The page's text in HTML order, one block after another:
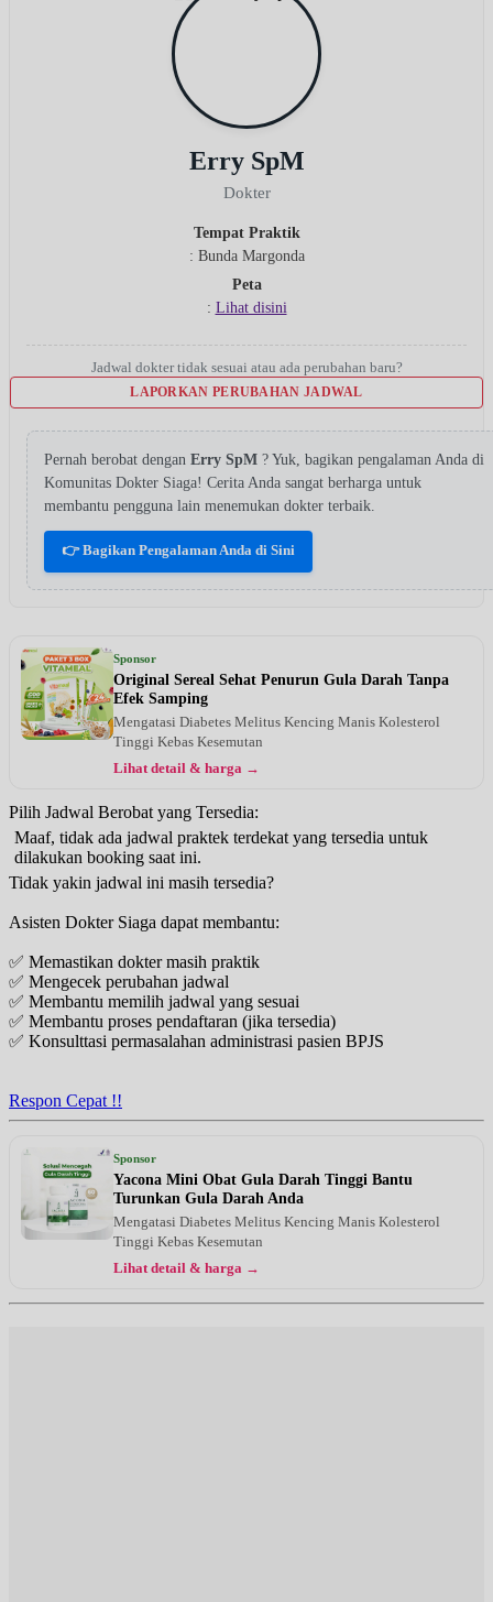
Erry SpM
Dokter
Tempat Praktik
: Bunda Margonda
Peta
: Lihat disini
Jadwal dokter tidak sesuai atau ada perubahan baru?
LAPORKAN PERUBAHAN JADWAL
Pernah berobat dengan Erry SpM ? Yuk, bagikan pengalaman Anda di
Komunitas Dokter Siaga! Cerita Anda sangat berharga untuk
membantu pengguna lain menemukan dokter terbaik.
👉 Bagikan Pengalaman Anda di Sini
Sponsor
Original Sereal Sehat Penurun Gula Darah Tanpa
Efek Samping
Mengatasi Diabetes Melitus Kencing Manis Kolesterol
Tinggi Kebas Kesemutan
Lihat detail & harga →
Pilih Jadwal Berobat yang Tersedia:
Maaf, tidak ada jadwal praktek terdekat yang tersedia untuk
dilakukan booking saat ini.
Tidak yakin jadwal ini masih tersedia?
Asisten Dokter Siaga dapat membantu:
✅ Memastikan dokter masih praktik
✅ Mengecek perubahan jadwal
✅ Membantu memilih jadwal yang sesuai
✅ Membantu proses pendaftaran (jika tersedia)
✅ Konsulttasi permasalahan administrasi pasien BPJS
Respon Cepat !!
Sponsor
Yacona Mini Obat Gula Darah Tinggi Bantu
Turunkan Gula Darah Anda
Mengatasi Diabetes Melitus Kencing Manis Kolesterol
Tinggi Kebas Kesemutan
Lihat detail & harga →